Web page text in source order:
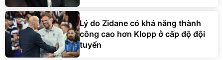
Lý do Zidane có khả năng thành
công cao hơn Klopp ở cấp độ đội
tuyển